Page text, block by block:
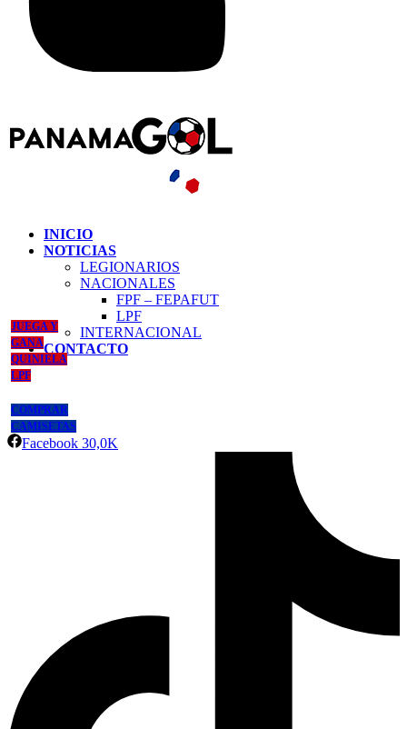
INICIO
NOTICIAS
LEGIONARIOS
NACIONALES
FPF – FEPAFUT
LPF
INTERNACIONAL
CONTACTO
JUEGA Y
GANA
QUINIELA
LPF
COMPRAR
CAMISETAS
Facebook 30,0K